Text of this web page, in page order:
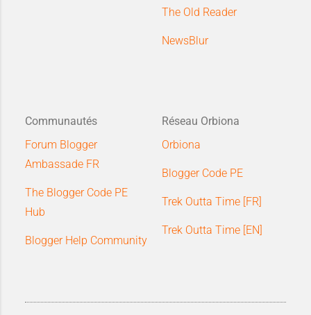
The Old Reader
NewsBlur
Communautés
Forum Blogger
Ambassade FR
The Blogger Code PE
Hub
Blogger Help Community
Réseau Orbiona
Orbiona
Blogger Code PE
Trek Outta Time [FR]
Trek Outta Time [EN]